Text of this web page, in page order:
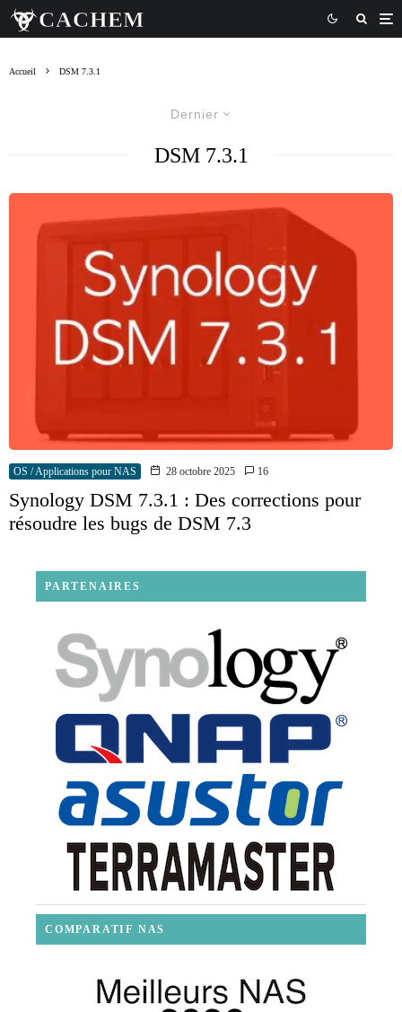
Accueil DSM 7.3.1
Dernier
DSM 7.3.1
OS / Applications pour NAS 28 octobre 2025 16
Synology DSM 7.3.1 : Des corrections pour
résoudre les bugs de DSM 7.3
PARTENAIRES
COMPARATIF NAS